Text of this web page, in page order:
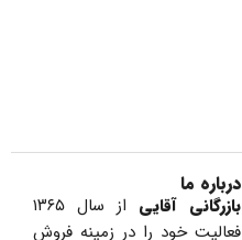
درباره ما
بازرگانی آقایی
از سال ۱۳۶۵
فعالیت خود را در زمینه فروش